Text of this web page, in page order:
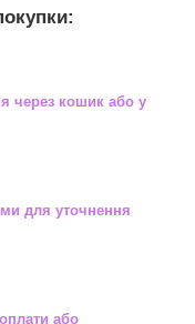
через кошик або у
для уточнення
або